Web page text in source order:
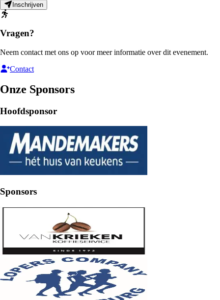
Inschrijven
Vragen?
Neem contact met ons op voor meer informatie over dit evenement.
Contact
Onze Sponsors
Hoofdsponsor
Sponsors